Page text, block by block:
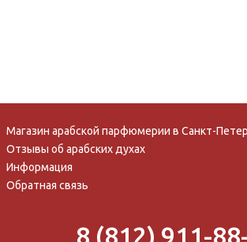
Магазин арабской парфюмерии в Санкт-
Отзывы об арабских духах
Информация
Обратная связь
8 (812) 911-